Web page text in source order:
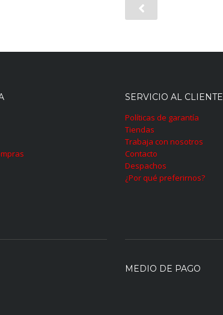
SERVICIO AL CLIENTE
Políticas de garantía
Tiendas
Trabaja con nosotros
Contacto
Despachos
¿Por qué preferirnos?
MEDIO DE PAGO